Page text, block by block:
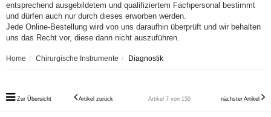
entsprechend ausgebildetem und qualifiziertem Fachpersonal bestimmt
und dürfen auch nur durch dieses erworben werden.
Jede Online-Bestellung wird von uns daraufhin überprüft und wir behalten
uns das Recht vor, diese dann nicht auszuführen.
Home Chirurgische Instrumente Diagnostik
Zur Übersicht Artikel zurück Artikel 7 von 150 nächster Artikel